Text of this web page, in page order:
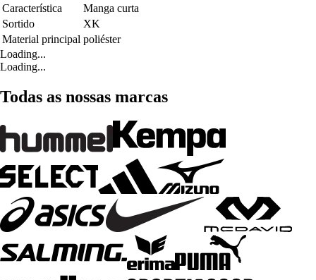
Característica
Manga curta
Sortido
XK
Material principal poliéster
Loading...
Loading...
Todas as nossas marcas